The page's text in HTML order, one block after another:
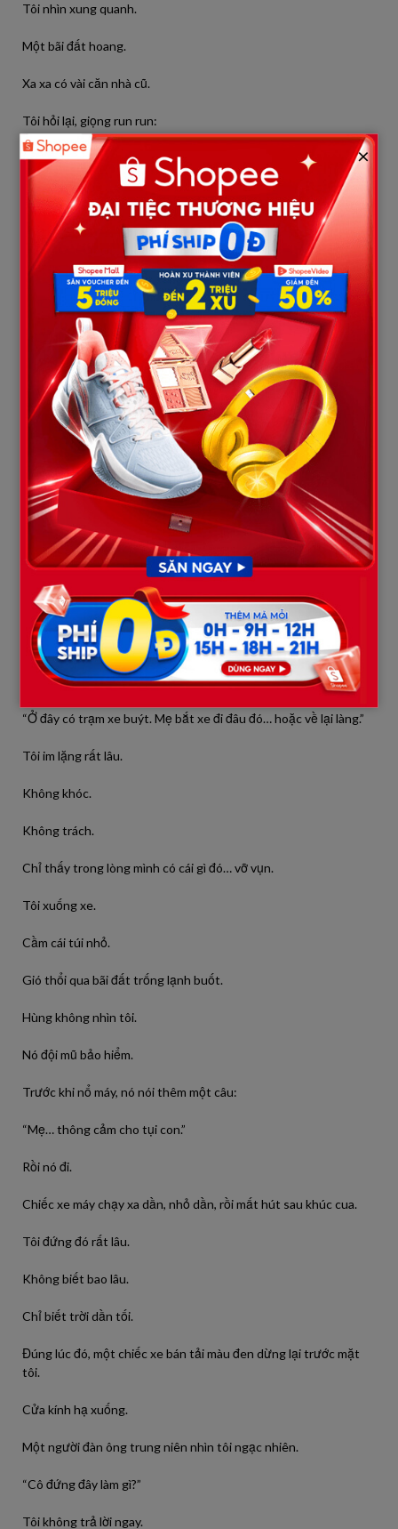
Tôi nhìn xung quanh.
Một bãi đất hoang.
Xa xa có vài căn nhà cũ.
Tôi hỏi lại, giọng run run:
“Con nói gì vậy?”
Nó tránh ánh mắt tôi.
“Chúng con… không nuôi nổi mẹ nữa.”
Câu nói đó giống như một nhát dao.
Tôi tưởng mình nghe nhầm.
“Con… nói cái gì?”
Hùng thở dài.
“Nhà con chật. Con còn hai đứa nhỏ. Tiền học, tiền ăn, tiền đủ
Nó dừng lại một chút.
“Lan cũng nói… nếu mẹ lên ở thì chi phí sẽ nhiều.”
Tôi nhìn đứa con trai mình đã sinh ra, nuôi nấng hơn ba mươi
năm.
Bỗng nhiên thấy nó xa lạ.
“Vậy con chở mẹ ra đây làm gì?”
Nó nói nhỏ:
“Ở đây có trạm xe buýt. Mẹ bắt xe đi đâu đó… hoặc về lại làng.”
Tôi im lặng rất lâu.
Không khóc.
Không trách.
Chỉ thấy trong lòng mình có cái gì đó… vỡ vụn.
Tôi xuống xe.
Cầm cái túi nhỏ.
Gió thổi qua bãi đất trống lạnh buốt.
Hùng không nhìn tôi.
Nó đội mũ bảo hiểm.
Trước khi nổ máy, nó nói thêm một câu:
“Mẹ… thông cảm cho tụi con.”
Rồi nó đi.
Chiếc xe máy chạy xa dần, nhỏ dần, rồi mất hút sau khúc cua.
Tôi đứng đó rất lâu.
Không biết bao lâu.
Chỉ biết trời dần tối.
Đúng lúc đó, một chiếc xe bán tải màu đen dừng lại trước mặt
tôi.
Cửa kính hạ xuống.
Một người đàn ông trung niên nhìn tôi ngạc nhiên.
“Cô đứng đây làm gì?”
Tôi không trả lời ngay.
×